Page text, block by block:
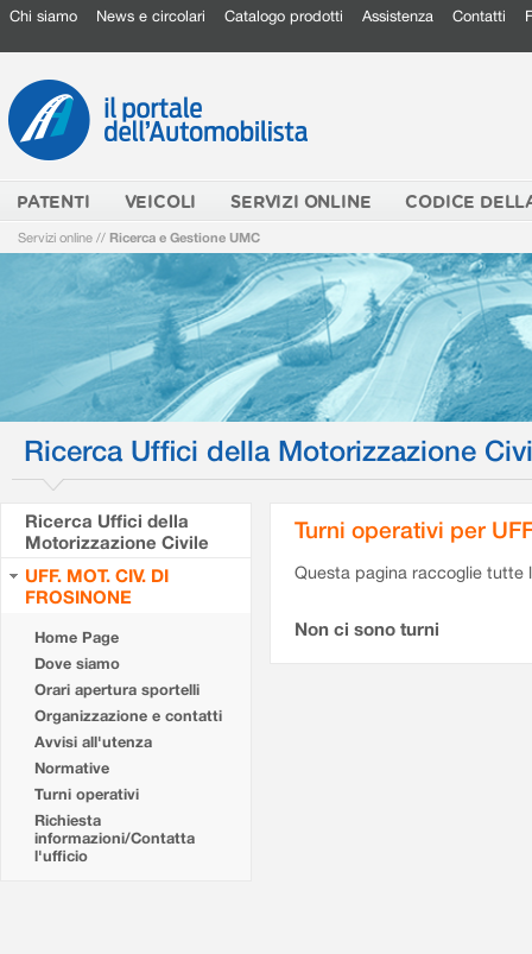
Chi siamo News e circolari Catalogo prodotti Assistenza Contatti
PATENTI VEICOLI SERVIZI ONLINE CODICE
Servizi online // Ricerca e Gestione UMC
Ricerca Uffici della Motorizzazione
Ricerca Uffici della
Motorizzazione Civile
UFF. MOT. CIV. DI
FROSINONE
Home Page
Dove siamo
Orari apertura sportelli
Organizzazione e contatti
Avvisi all'utenza
Normative
Turni operativi
Richiesta
informazioni/Contatta
l'ufficio
Turni operativi per
Questa pagina raccoglie tutte
Non ci sono turni